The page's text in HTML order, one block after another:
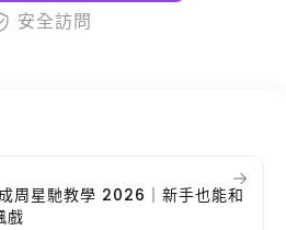
安全訪問
周星馳教學 2026｜新手也能和
戲